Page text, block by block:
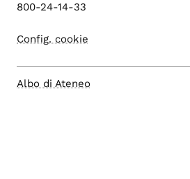
800-24-14-33
Config. cookie
Albo di Ateneo